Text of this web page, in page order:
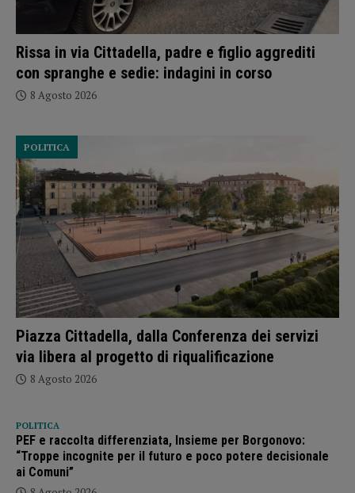
Rissa in via Cittadella, padre e figlio aggrediti
con spranghe e sedie: indagini in corso
8 Agosto 2026
Piazza Cittadella, dalla Conferenza dei servizi
via libera al progetto di riqualificazione
POLITICA
8 Agosto 2026
POLITICA
PEF e raccolta differenziata, Insieme per Borgonovo:
“Troppe incognite per il futuro e poco potere decisionale
ai Comuni”